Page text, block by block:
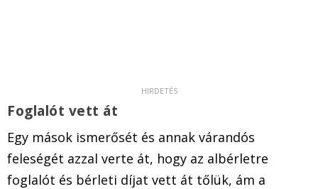
Foglalót vett át
Egy mások ismerősét és annak várandós
feleségét azzal verte át, hogy az albérletre
foglalót és bérleti díjat vett át tőlük, ám a